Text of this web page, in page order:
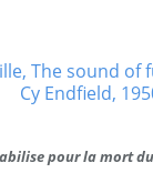
pour la mort